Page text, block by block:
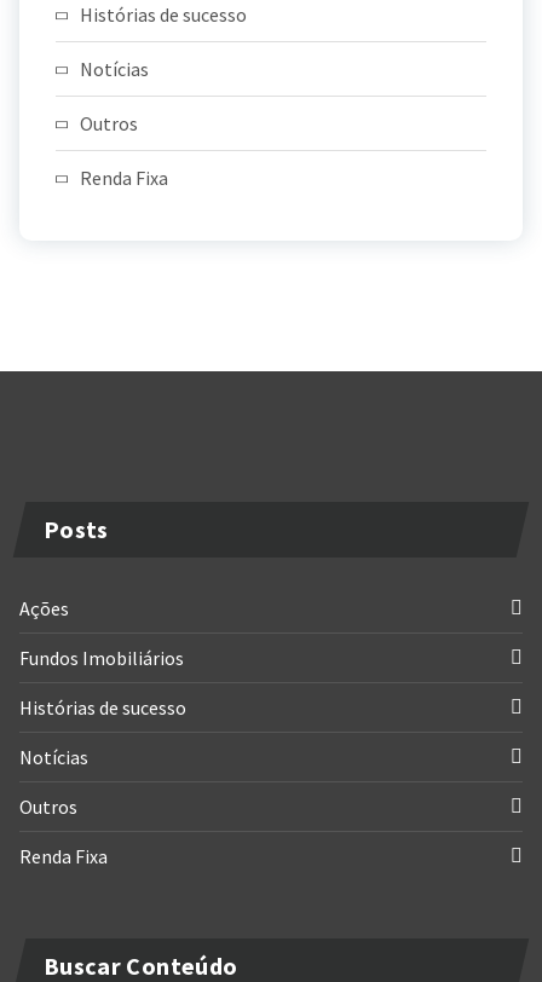
Histórias de sucesso
Notícias
Outros
Renda Fixa
Posts
Ações
Fundos Imobiliários
Histórias de sucesso
Notícias
Outros
Renda Fixa
Buscar Conteúdo